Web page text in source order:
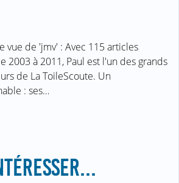
vue de 'jmv' : Avec 115 articles
2003 à 2011, Paul est l'un des grands
de La ToileScoute. Un
: ses…